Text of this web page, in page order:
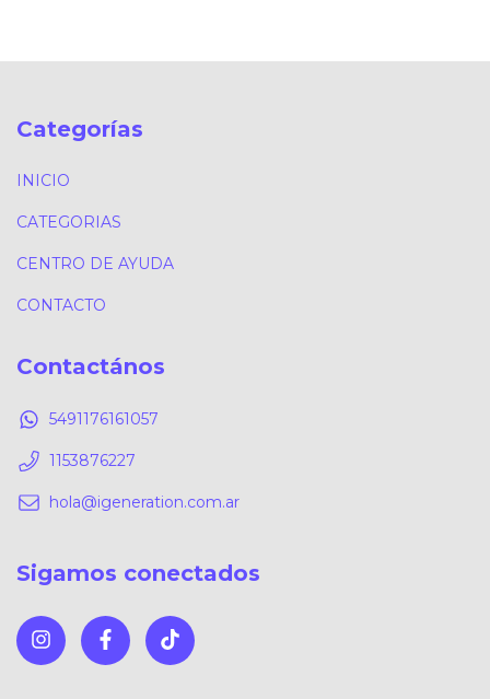
Categorías
INICIO
CATEGORIAS
CENTRO DE AYUDA
CONTACTO
Contactános
5491176161057
1153876227
hola@igeneration.com.ar
Sigamos conectados